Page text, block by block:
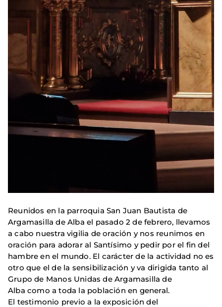
Reunidos en la parroquia San Juan Bautista de
Argamasilla de Alba el pasado 2 de febrero, llevamos
a cabo nuestra vigilia de oración y nos reunimos en
oración para adorar al Santísimo y pedir por el fin del
hambre en el mundo. El carácter de la actividad no es
otro que el de la sensibilización y va dirigida tanto al
Grupo de Manos Unidas de Argamasilla de
Alba como a toda la población en general.
El testimonio previo a la exposición del